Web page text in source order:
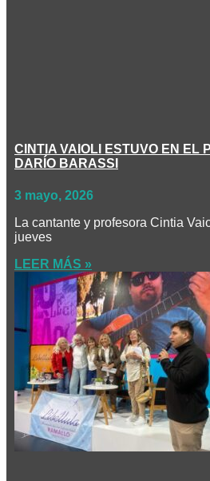
CINTIA VAIOLI ESTUVO EN EL
DARÍO BARASSI
3 mayo, 2026
La cantante y profesora Cintia
jueves
LEER MÁS »